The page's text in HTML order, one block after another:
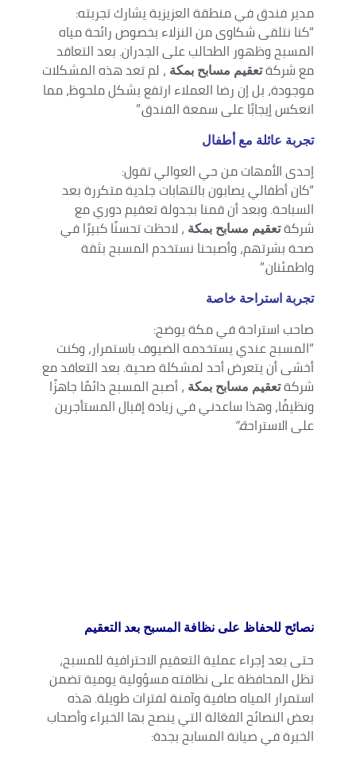
مدير فندق في منطقة العزيزية يشارك تجربته:
“كنا نتلقى شكاوى من النزلاء بخصوص رائحة مياه
المسبح وظهور الطحالب على الجدران. بعد التعاقد
مع شركةتعقيم مسابح بمكة ، لم تعد هذه المشكلات
موجودة، بل إن رضا العملاء ارتفع بشكل ملحوظ، مما
انعكس إيجابًا على سمعة الفندق.”
تجربة عائلة مع أطفال
إحدى الأمهات من حي العوالي تقول:
“كان أطفالي يصابون بالتهابات جلدية متكررة بعد
السباحة. وبعد أن قمنا بجدولة تعقيم دوري مع
شركةتعقيم مسابح بمكة ، لاحظت تحسنًا كبيرًا في
صحة بشرتهم، وأصبحنا نستخدم المسبح بثقة
واطمئنان.”
تجربة استراحة خاصة
صاحب استراحة في مكة يوضح:
“المسبح عندي يستخدمه الضيوف باستمرار، وكنت
أخشى أن يتعرض أحد لمشكلة صحية. بعد التعاقد مع
شركةتعقيم مسابح بمكة ، أصبح المسبح دائمًا جاهزًا
ونظيفًا، وهذا ساعدني في زيادة إقبال المستأجرين
على الاستراحة.”
نصائح للحفاظ على نظافة المسبح بعد التعقيم
حتى بعد إجراء عملية التعقيم الاحترافية للمسبح،
تظل المحافظة على نظافته مسؤولية يومية تضمن
استمرار المياه صافية وآمنة لفترات طويلة. هذه
بعض النصائح الفعّالة التي ينصح بها الخبراء وأصحاب
الخبرة في صيانة المسابح بجدة: